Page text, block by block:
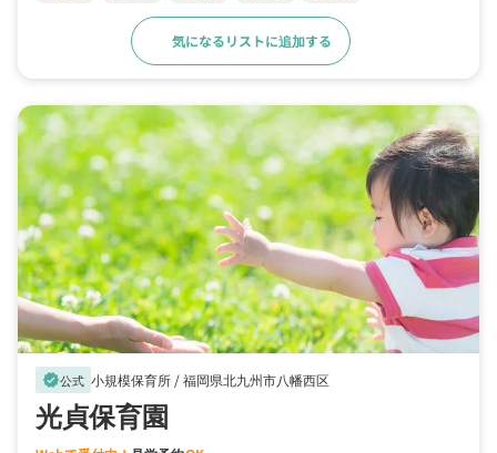
気になるリストに追加する
verified公式 小規模保育所 /福岡県北九州市八幡西区
光貞保育園